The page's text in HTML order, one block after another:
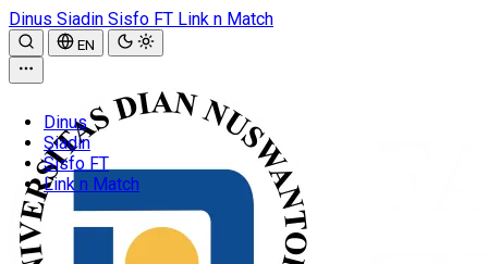
Dinus Siadin Sisfo FT Link n Match
EN
Dinus
Siadin
Sisfo FT
Link n Match